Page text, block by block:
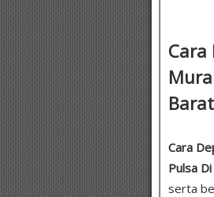
Cara
Cara
Pulsa
serta